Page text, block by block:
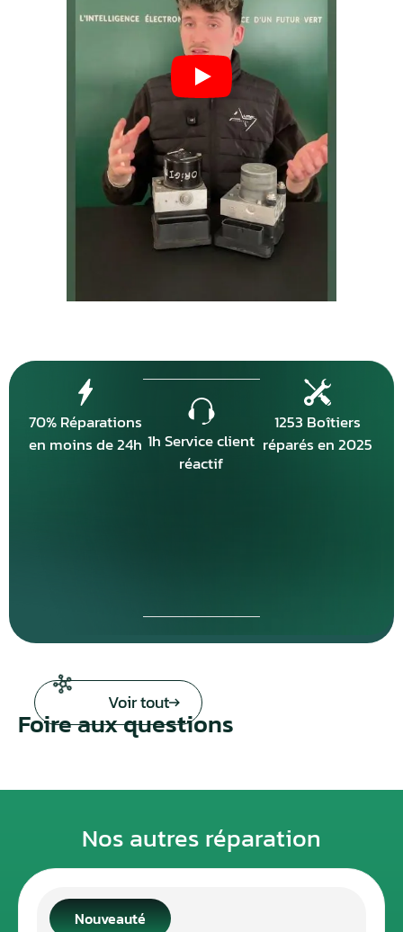
70% Réparations
en moins de 24h 1h Service client
réactif
1253 Boîtiers
réparés en 2025
Voir tout
Foire aux questions
Nos autres réparation
Nouveauté